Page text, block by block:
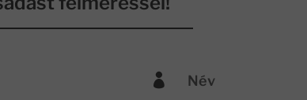
 Név